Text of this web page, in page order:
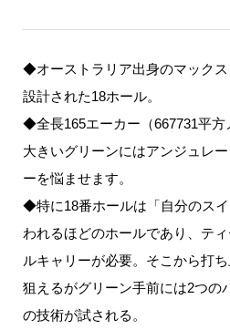
◆オーストラリア出身のマック
設計された18ホール。
◆全長165エーカー（667731平方
大きいグリーンにはアンジュレ
ーを悩ませます。
◆特に18番ホールは「自分のス
われるほどのホールであり、テ
ルキャリーが必要。そこから打
狙えるがグリーン手前には2つの
の技術が試される。